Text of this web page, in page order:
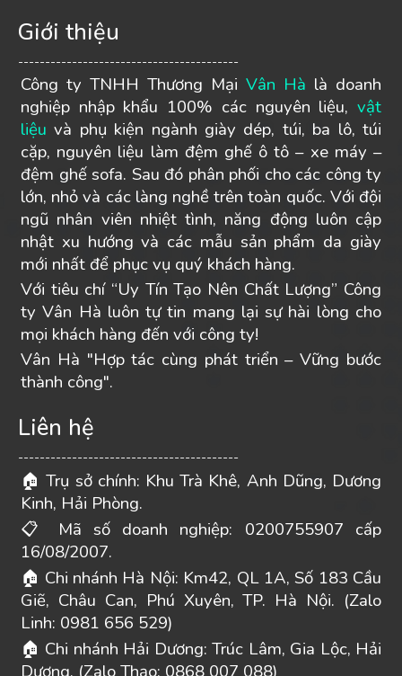
Giới thiệu
-----------------------------------------
Công ty TNHH Thương Mại Vân Hà là doanh
nghiệp nhập khẩu 100% các nguyên liệu, vật
liệu và phụ kiện ngành giày dép, túi, ba lô, túi
cặp, nguyên liệu làm đệm ghế ô tô – xe máy –
đệm ghế sofa. Sau đó phân phối cho các công ty
lớn, nhỏ và các làng nghề trên toàn quốc. Với đội
ngũ nhân viên nhiệt tình, năng động luôn cập
nhật xu hướng và các mẫu sản phẩm da giày
mới nhất để phục vụ quý khách hàng.
Với tiêu chí “Uy Tín Tạo Nên Chất Lượng” Công
ty Vân Hà luôn tự tin mang lại sự hài lòng cho
mọi khách hàng đến với công ty!
Vân Hà "Hợp tác cùng phát triển – Vững bước
thành công".
Liên hệ
-----------------------------------------
🏠 Trụ sở chính: Khu Trà Khê, Anh Dũng, Dương
Kinh, Hải Phòng.
📋
Mã số doanh nghiệp: 0200755907 cấp
16/08/2007.
🏠 Chi nhánh Hà Nội: Km42, QL 1A, Số 183 Cầu
Giẽ, Châu Can, Phú Xuyên, TP. Hà Nội. (Zalo
Linh: 0981 656 529)
🏠 Chi nhánh Hải Dương: Trúc Lâm, Gia Lộc, Hải